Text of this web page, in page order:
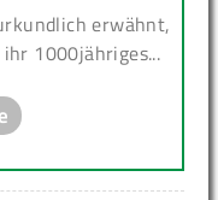
erwähnt,
1000jähriges...